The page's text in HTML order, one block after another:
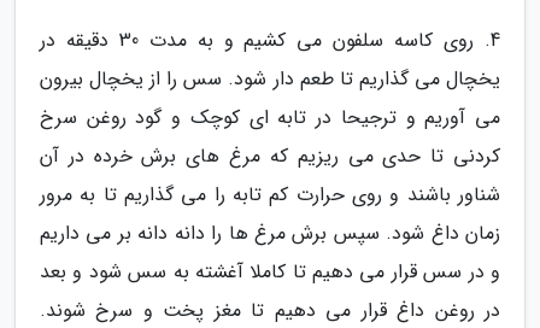
4. روی کاسه سلفون می کشیم و به مدت 30 دقیقه در
یخچال می گذاریم تا طعم دار شود. سس را از یخچال بیرون
می آوریم و ترجیحا در تابه ای کوچک و گود روغن سرخ
کردنی تا حدی می ریزیم که مرغ های برش خرده در آن
شناور باشند و روی حرارت کم تابه را می گذاریم تا به مرور
زمان داغ شود. سپس برش مرغ ها را دانه دانه بر می داریم
و در سس قرار می دهیم تا کاملا آغشته به سس شود و بعد
در روغن داغ قرار می دهیم تا مغز پخت و سرخ شوند.